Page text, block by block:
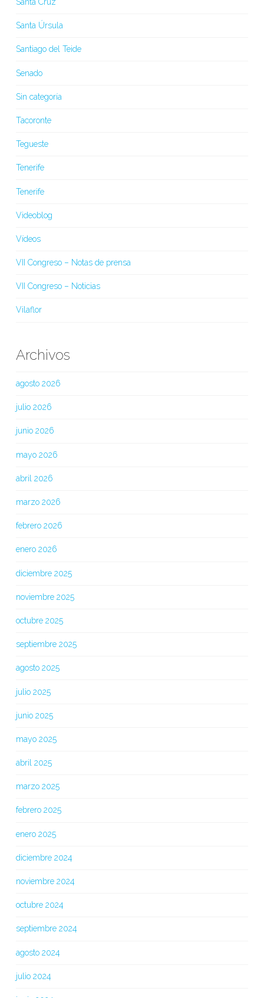
Santa Úrsula
Santiago del Teide
Senado
Sin categoría
Tacoronte
Tegueste
Tenerife
Tenerife
Videoblog
Vídeos
VII Congreso – Notas de prensa
VII Congreso – Noticias
Vilaflor
Archivos
agosto 2026
julio 2026
junio 2026
mayo 2026
abril 2026
marzo 2026
febrero 2026
enero 2026
diciembre 2025
noviembre 2025
octubre 2025
septiembre 2025
agosto 2025
julio 2025
junio 2025
mayo 2025
abril 2025
marzo 2025
febrero 2025
enero 2025
diciembre 2024
noviembre 2024
octubre 2024
septiembre 2024
agosto 2024
julio 2024